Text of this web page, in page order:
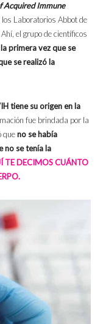
Acquired Immune
Laboratorios Abbot de
el grupo de científicos
primera vez que se
se realizó la
tiene su origen en la
fue brindada por la
queno se había
no se tenía la
TE DECIMOS CUÁNTO